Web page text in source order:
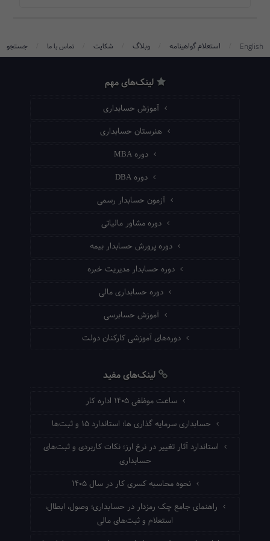
English استعلام گواهینامه وبلاگ شکایت تماس با ما جستجو
لینک‌های مهم
آموزش حسابداری
هنرستان حسابداری
دوره MBA
دوره DBA
آزمون حسابدار رسمی
دوره مشاور مالیاتی
دوره پرورش حسابدار بیمه
دوره حسابدار مدیریت خبره
دوره حسابداری مالی
آموزش حسابرسی
دوره‌های آموزشی کارکنان دولت
لینک‌های مفید
ساعت موظفی ۱۴۰۵ اداره کار
حسابداری سرمایه گذاری ها؛ استاندارد ۱۵ و ثبت‌ها
استاندارد آثار تغییر در نرخ ارز؛ نکات کاربردی و ثبت‌های
حسابداری
نحوه محاسبه کسری کار در سال ۱۴۰۵
راهنمای جامع چک رمزدار در حسابداری؛ وصول، ابطال،
استعلام و ثبت‌های مالی